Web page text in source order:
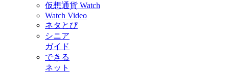
仮想通貨 Watch
Watch Video
ネタとぴ
シニア
ガイド
できる
ネット